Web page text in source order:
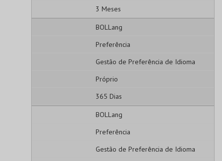
3 Meses
BOLLang
Preferência
Gestão de Preferência de Idioma
Próprio
365 Dias
BOLLang
Preferência
Gestão de Preferência de Idioma